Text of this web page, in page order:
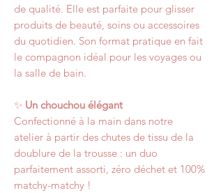
de qualité. Elle est parfaite pour glisser
produits de beauté, soins ou accessoires
du quotidien. Son format pratique en fait
le compagnon idéal pour les voyages ou
la salle de bain.
✨ Un chouchou élégant
Confectionné à la main dans notre
atelier à partir des chutes de tissu de la
doublure de la trousse : un duo
parfaitement assorti, zéro déchet et 100%
matchy-matchy !